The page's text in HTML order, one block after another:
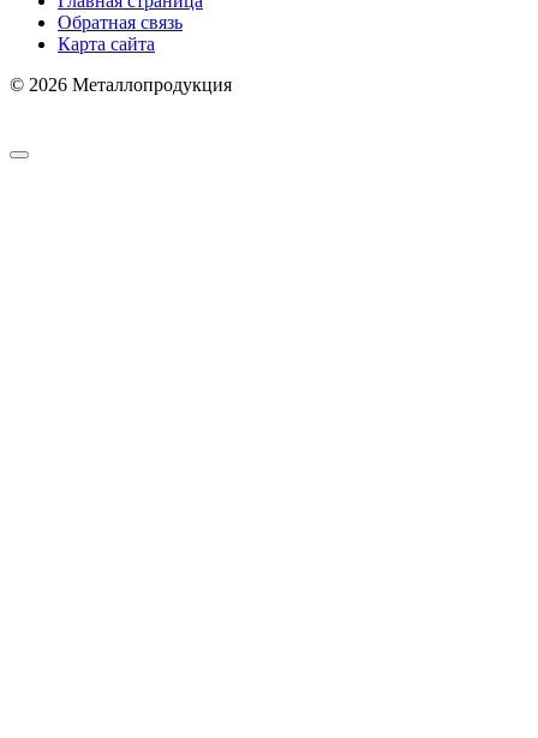
Обратная связь
Карта сайта
© 2026 Металлопродукция